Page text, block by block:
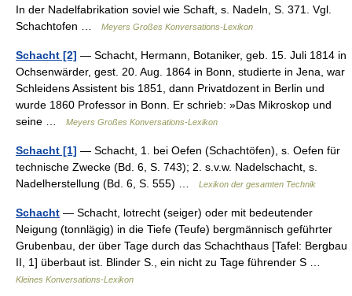
In der Nadelfabrikation soviel wie Schaft, s. Nadeln, S. 371. Vgl.
Schachtofen …
Meyers Großes Konversations-Lexikon
Schacht [2] — Schacht, Hermann, Botaniker, geb. 15. Juli 1814 in
Ochsenwärder, gest. 20. Aug. 1864 in Bonn, studierte in Jena, war
Schleidens Assistent bis 1851, dann Privatdozent in Berlin und
wurde 1860 Professor in Bonn. Er schrieb: »Das Mikroskop und
seine …
Meyers Großes Konversations-Lexikon
Schacht [1] — Schacht, 1. bei Oefen (Schachtöfen), s. Oefen für
technische Zwecke (Bd. 6, S. 743); 2. s.v.w. Nadelschacht, s.
Nadelherstellung (Bd. 6, S. 555) …
Lexikon der gesamten Technik
Schacht — Schacht, lotrecht (seiger) oder mit bedeutender
Neigung (tonnlägig) in die Tiefe (Teufe) bergmännisch geführter
Grubenbau, der über Tage durch das Schachthaus [Tafel: Bergbau
II, 1] überbaut ist. Blinder S., ein nicht zu Tage führender S …
Kleines Konversations-Lexikon